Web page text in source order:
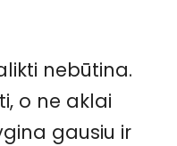
nebūtina.
o ne aklai
gausiu ir